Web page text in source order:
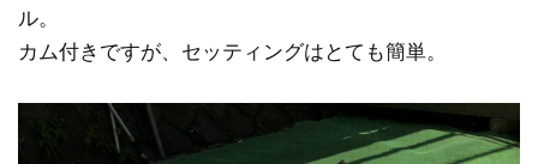
ル。
カム付きですが、セッティングはとても簡単。